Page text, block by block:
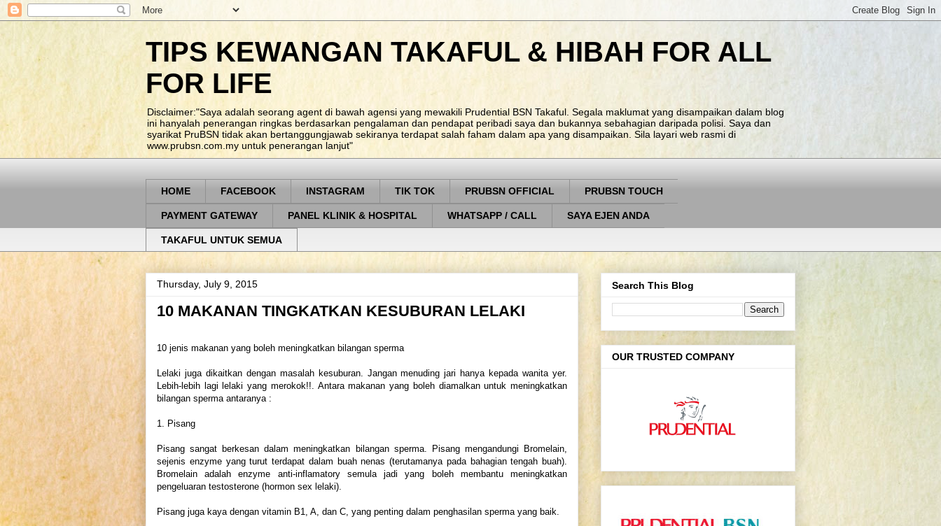
TIPS KEWANGAN TAKAFUL & HIBAH FOR ALL
FOR LIFE
Disclaimer:"Saya adalah seorang agent di bawah agensi yang mewakili Prudential BSN Takaful. Segala maklumat yang disampaikan dalam blog
ini hanyalah penerangan ringkas berdasarkan pengalaman dan pendapat peribadi saya dan bukannya sebahagian daripada polisi. Saya dan
syarikat PruBSN tidak akan bertanggungjawab sekiranya terdapat salah faham dalam apa yang disampaikan. Sila layari web rasmi di
www.prubsn.com.my untuk penerangan lanjut"
HOME FACEBOOK INSTAGRAM TIK TOK PRUBSN OFFICIAL PRUBSN TOUCH
PAYMENT GATEWAY PANEL KLINIK & HOSPITAL WHATSAPP / CALL SAYA EJEN ANDA
TAKAFUL UNTUK SEMUA
Thursday, July 9, 2015
10 MAKANAN TINGKATKAN KESUBURAN LELAKI
10 jenis makanan yang boleh meningkatkan bilangan sperma
Lelaki juga dikaitkan dengan masalah kesuburan. Jangan menuding jari hanya kepada wanita yer.
Lebih-lebih lagi lelaki yang merokok!!. Antara makanan yang boleh diamalkan untuk meningkatkan
bilangan sperma antaranya :
1. Pisang
Pisang sangat berkesan dalam meningkatkan bilangan sperma. Pisang mengandungi Bromelain,
sejenis enzyme yang turut terdapat dalam buah nenas (terutamanya pada bahagian tengah buah).
Bromelain adalah enzyme anti-inflamatory semula jadi yang boleh membantu meningkatkan
pengeluaran testosterone (hormon sex lelaki).
Pisang juga kaya dengan vitamin B1, A, dan C, yang penting dalam penghasilan sperma yang baik.
Search This Blog
OUR TRUSTED COMPANY